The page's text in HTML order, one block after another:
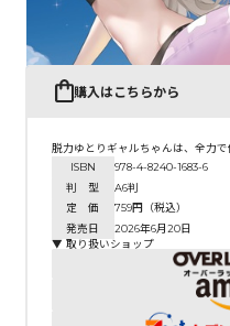
購入はこちらから
脱力ゆとりギャルちゃんは、全力
ISBN
978-4-8240-1683-6
判 型
A6判
定 価
759円（税込）
発売日
2026年6月20日
▼ 取り扱いショップ